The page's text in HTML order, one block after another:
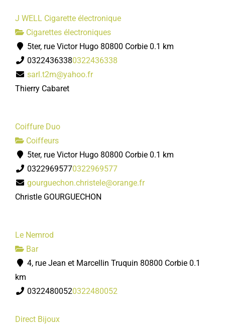
J WELL Cigarette électronique
Cigarettes électroniques
5ter, rue Victor Hugo 80800 Corbie 0.1 km
03224363380322436338
sarl.t2m@yahoo.fr
Thierry Cabaret
Coiffure Duo
Coiffeurs
5ter, rue Victor Hugo 80800 Corbie 0.1 km
03229695770322969577
gourguechon.christele@orange.fr
Christle GOURGUECHON
Le Nemrod
Bar
4, rue Jean et Marcellin Truquin 80800 Corbie 0.1
km
03224800520322480052
Direct Bijoux